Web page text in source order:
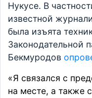
Нукусе. В
известной
была изъята
Законодательной
Бекмуродов
«Я связался с
на месте, а также